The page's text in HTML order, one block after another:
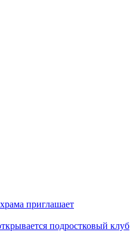
приглашает
подростковый клуб